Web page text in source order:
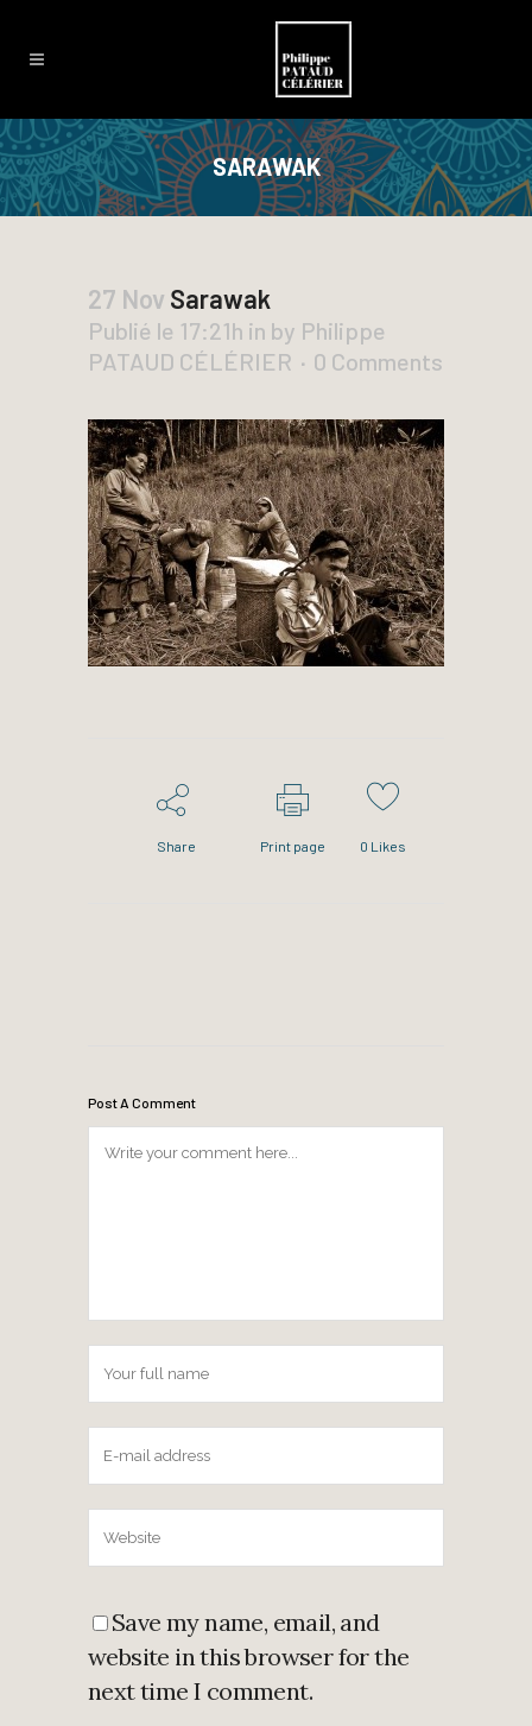
SARAWAK
27 Nov Sarawak
Publié le 17:21h in by Philippe
PATAUD CÉLÉRIER
0 Comments
Share Print page 0 Likes
Post A Comment
Save my name, email, and
website in this browser for the
next time I comment.